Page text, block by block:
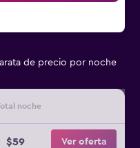
de precio por noche
noche
$59 Ver oferta